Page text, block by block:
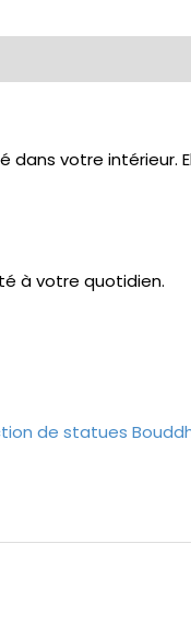
votre intérieur.
à votre quotidien.
de statues